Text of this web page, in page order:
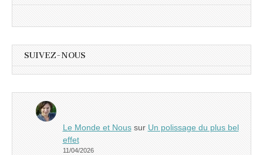
SUIVEZ-NOUS
Le Monde et Noussur Un polissage du plus bel
effet
11/04/2026